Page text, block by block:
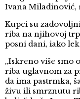
Ivana
Kupci su
riba na njihovoj
posni dani, iako
„Iskreno više smo
riba uglavnom za
da ima pastrmka,
živu ili smrznutu